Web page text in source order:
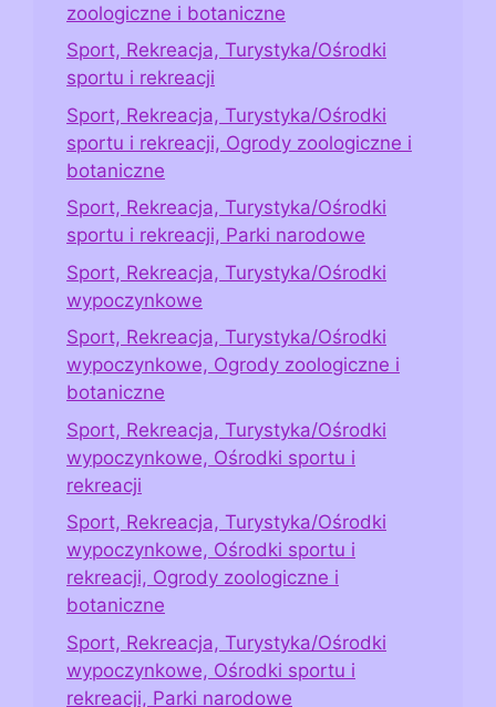
zoologiczne i botaniczne
Sport, Rekreacja, Turystyka/Ośrodki
sportu i rekreacji
Sport, Rekreacja, Turystyka/Ośrodki
sportu i rekreacji, Ogrody zoologiczne i
botaniczne
Sport, Rekreacja, Turystyka/Ośrodki
sportu i rekreacji, Parki narodowe
Sport, Rekreacja, Turystyka/Ośrodki
wypoczynkowe
Sport, Rekreacja, Turystyka/Ośrodki
wypoczynkowe, Ogrody zoologiczne i
botaniczne
Sport, Rekreacja, Turystyka/Ośrodki
wypoczynkowe, Ośrodki sportu i
rekreacji
Sport, Rekreacja, Turystyka/Ośrodki
wypoczynkowe, Ośrodki sportu i
rekreacji, Ogrody zoologiczne i
botaniczne
Sport, Rekreacja, Turystyka/Ośrodki
wypoczynkowe, Ośrodki sportu i
rekreacji, Parki narodowe